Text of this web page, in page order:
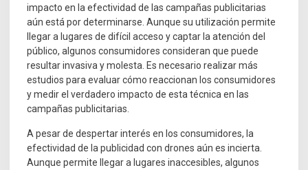
impacto en la efectividad de las campañas publicitarias
aún está por determinarse. Aunque su utilización permite
llegar a lugares de difícil acceso y captar la atención del
público, algunos consumidores consideran que puede
resultar invasiva y molesta. Es necesario realizar más
estudios para evaluar cómo reaccionan los consumidores
y medir el verdadero impacto de esta técnica en las
campañas publicitarias.
A pesar de despertar interés en los consumidores, la
efectividad de la publicidad con drones aún es incierta.
Aunque permite llegar a lugares inaccesibles, algunos